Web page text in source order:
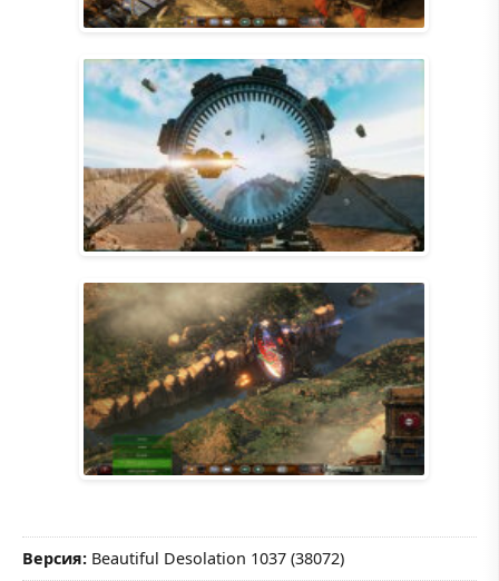
Версия: Beautiful Desolation 1037 (38072)